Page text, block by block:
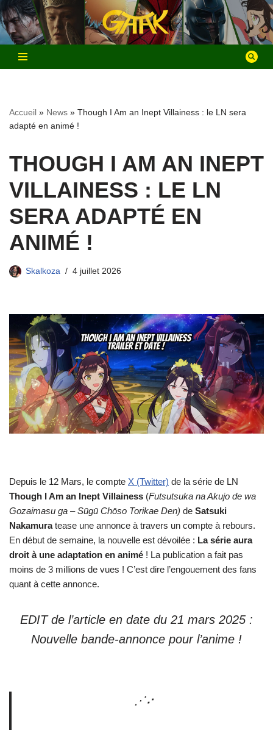
Aller
au
contenu
Accueil » News » Though I Am an Inept Villainess : le LN sera
adapté en animé !
THOUGH I AM AN INEPT
VILLAINESS : LE LN
SERA ADAPTÉ EN
ANIMÉ !
Skalkoza 4 juillet 2026
Depuis le 12 Mars, le compte X (Twitter) de la série de LN
Though I Am an Inept Villainess (Futsutsuka na Akujo de wa
Gozaimasu ga – Sūgū Chōso Torikae Den) de Satsuki
Nakamuratease une annonce à travers un compte à rebours.
En début de semaine, la nouvelle est dévoilée : La série aura
droit à une adaptation en animé ! La publication a fait pas
moins de 3 millions de vues ! C’est dire l’engouement des fans
quant à cette annonce.
EDIT de l’article en date du 21 mars 2025 :
Nouvelle bande-annonce pour l’anime !
⋰⠔